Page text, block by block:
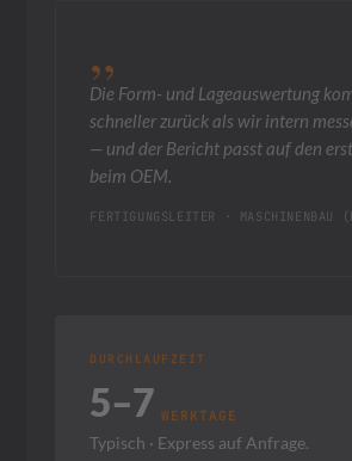
Die Form- und Lageauswertung
schneller zurück als wir intern
— und der Bericht passt auf den
beim OEM.
FERTIGUNGSLEITER · MASCHINENBAU
DURCHLAUFZEIT
5–7 WERKTAGE
Typisch · Express auf Anfrage.